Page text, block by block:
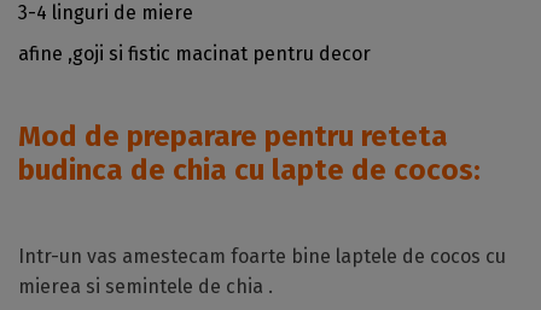
3-4 linguri de miere
afine ,goji si fistic macinat pentru decor
Mod de preparare pentru reteta
budinca de chia cu lapte de cocos:
Intr-un vas amestecam foarte bine laptele de cocos cu
mierea si semintele de chia .